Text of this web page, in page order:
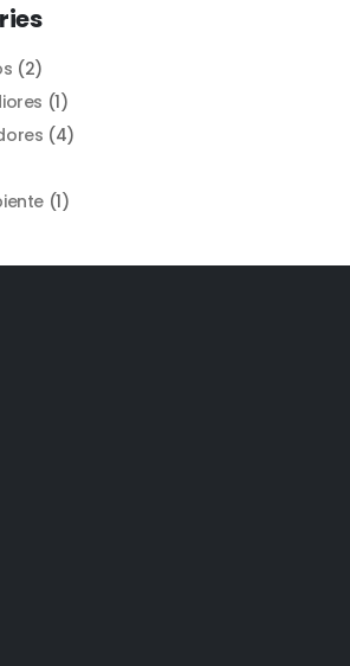
(2)
(1)
(4)
(1)